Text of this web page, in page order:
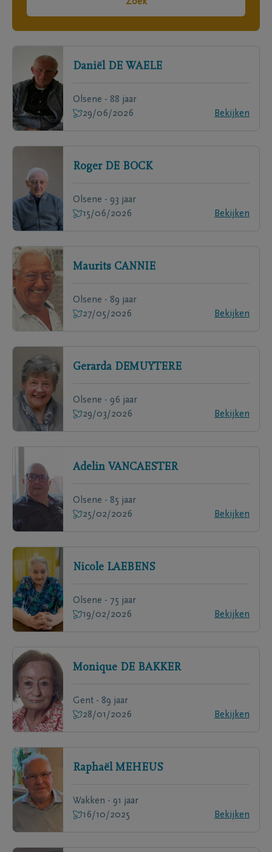
Daniël DE WAELE
Olsene - 88 jaar
29/06/2026
Bekijken
Roger DE BOCK
Olsene - 93 jaar
15/06/2026
Bekijken
Maurits CANNIE
Olsene - 89 jaar
27/05/2026
Bekijken
Gerarda DEMUYTERE
Olsene - 96 jaar
29/03/2026
Bekijken
Adelin VANCAESTER
Olsene - 85 jaar
25/02/2026
Bekijken
Nicole LAEBENS
Olsene - 75 jaar
19/02/2026
Bekijken
Monique DE BAKKER
Gent - 89 jaar
28/01/2026
Bekijken
Raphaël MEHEUS
Wakken - 91 jaar
16/10/2025
Bekijken